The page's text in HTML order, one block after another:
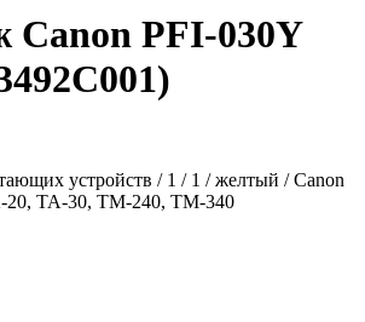
Canon PFI-030Y
устройств / 1 / 1 / желтый / Canon
20, TA-30, TM-240, TM-340